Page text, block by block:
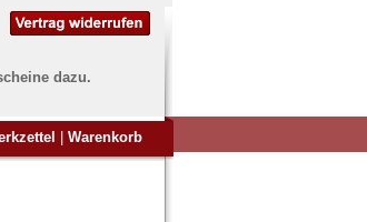
dazu.
Warenkorb